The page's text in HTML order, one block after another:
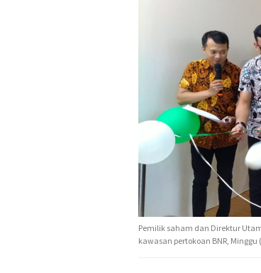
Pemilik saham dan Direktur
kawasan pertokoan BNR, Minggu